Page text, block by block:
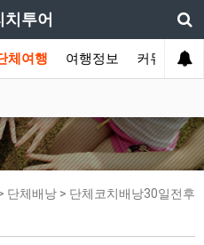
치투어
체여행 여행정보 커뮤니티
단체배낭 > 단체코치배낭30일전후